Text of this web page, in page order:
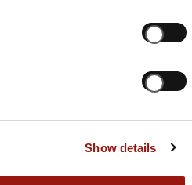
Show details
Krimidinner